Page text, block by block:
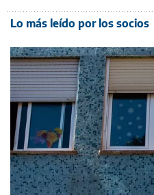
Lo más leído por los socios